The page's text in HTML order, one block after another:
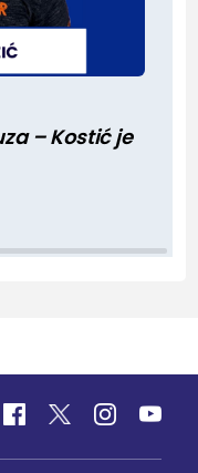
– Kostić je